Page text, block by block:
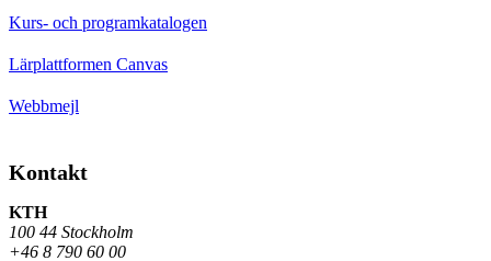
Kurs- och programkatalogen
Lärplattformen Canvas
Webbmejl
Kontakt
KTH
100 44 Stockholm
+46 8 790 60 00